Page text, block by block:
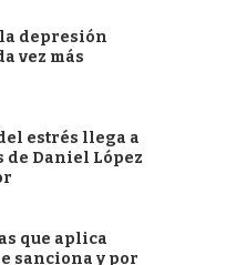
la depresión
vez más
estrés llega a
de Daniel López
que aplica
sanciona y por